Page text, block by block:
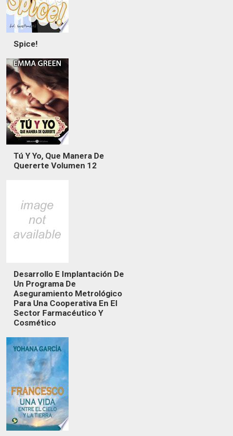
Spice!
Tú Y Yo, Que Manera De
Quererte Volumen 12
Desarrollo E Implantación De
Un Programa De
Aseguramiento Metrológico
Para Una Cooperativa En El
Sector Farmacéutico Y
Cosmético